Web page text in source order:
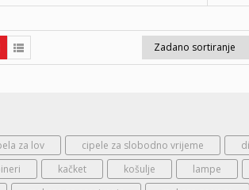
za lov cipele za slobodno vrijeme
kačket košulje lampe